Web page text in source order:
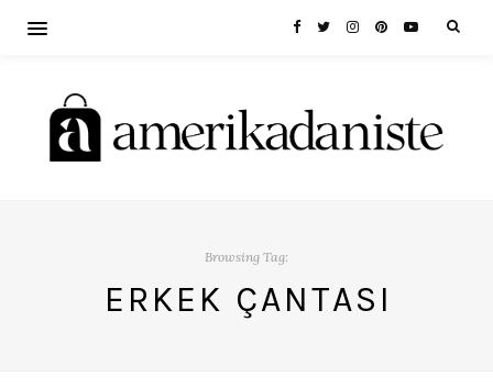
Browsing Tag:
ERKEK ÇANTASI